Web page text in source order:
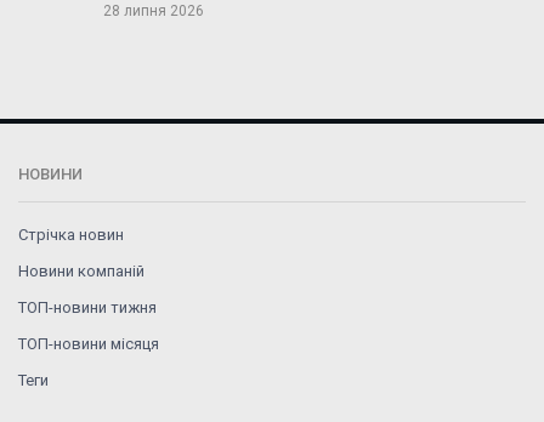
28 липня 2026
НОВИНИ
Стрічка новин
Новини компаній
ТОП-новини тижня
ТОП-новини місяця
Теги